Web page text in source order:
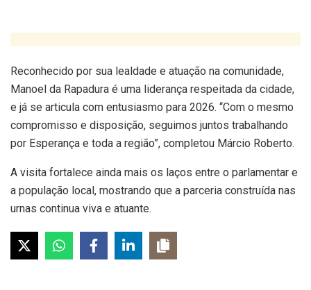
Reconhecido por sua lealdade e atuação na comunidade,
Manoel da Rapadura é uma liderança respeitada da cidade,
e já se articula com entusiasmo para 2026. “Com o mesmo
compromisso e disposição, seguimos juntos trabalhando
por Esperança e toda a região”, completou Márcio Roberto.
A visita fortalece ainda mais os laços entre o parlamentar e
a população local, mostrando que a parceria construída nas
urnas continua viva e atuante.